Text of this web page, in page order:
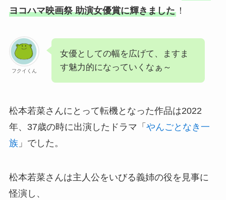
ヨコハマ映画祭 助演女優賞に輝きました！
フクイくん
女優としての幅を広げて、ますま
す魅力的になっていくなぁ～
松本若菜さんにとって転機となった作品は2022
年、37歳の時に出演したドラマ「 やんごとなき一
族」でした。
松本若菜さんは主人公をいびる義姉の役を見事に
怪演し、